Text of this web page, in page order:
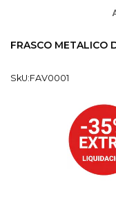
FRASCO METALICO
SkU:FAV0001